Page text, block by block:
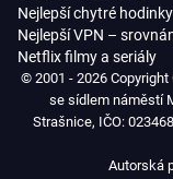
Nejlepší chytré hodinky
Nejlepší VPN –
Netflix filmy a seriály
© 2001 - 2026 Copyright
se sídlem náměstí
Strašnice, IČO:
Autorská